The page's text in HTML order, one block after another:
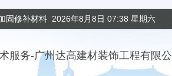
固修补材料 2026年8月8日 07:38 星期六